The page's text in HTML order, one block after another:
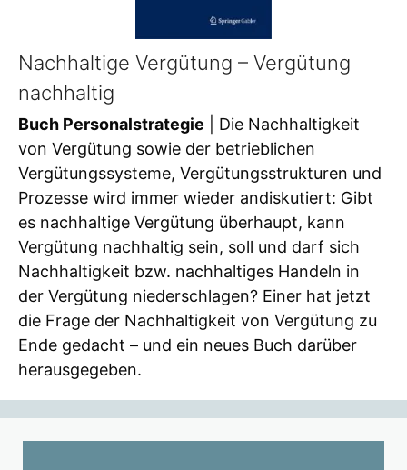
Nachhaltige Vergütung – Vergütung
nachhaltig
Buch Personalstrategie | Die Nachhaltigkeit
von Vergütung sowie der betrieblichen
Vergütungssysteme, Vergütungsstrukturen und
Prozesse wird immer wieder andiskutiert: Gibt
es nachhaltige Vergütung überhaupt, kann
Vergütung nachhaltig sein, soll und darf sich
Nachhaltigkeit bzw. nachhaltiges Handeln in
der Vergütung niederschlagen? Einer hat jetzt
die Frage der Nachhaltigkeit von Vergütung zu
Ende gedacht – und ein neues Buch darüber
herausgegeben.